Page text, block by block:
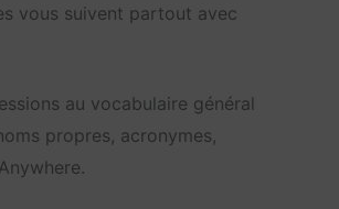
vous suivent partout avec
au vocabulaire général
propres, acronymes,